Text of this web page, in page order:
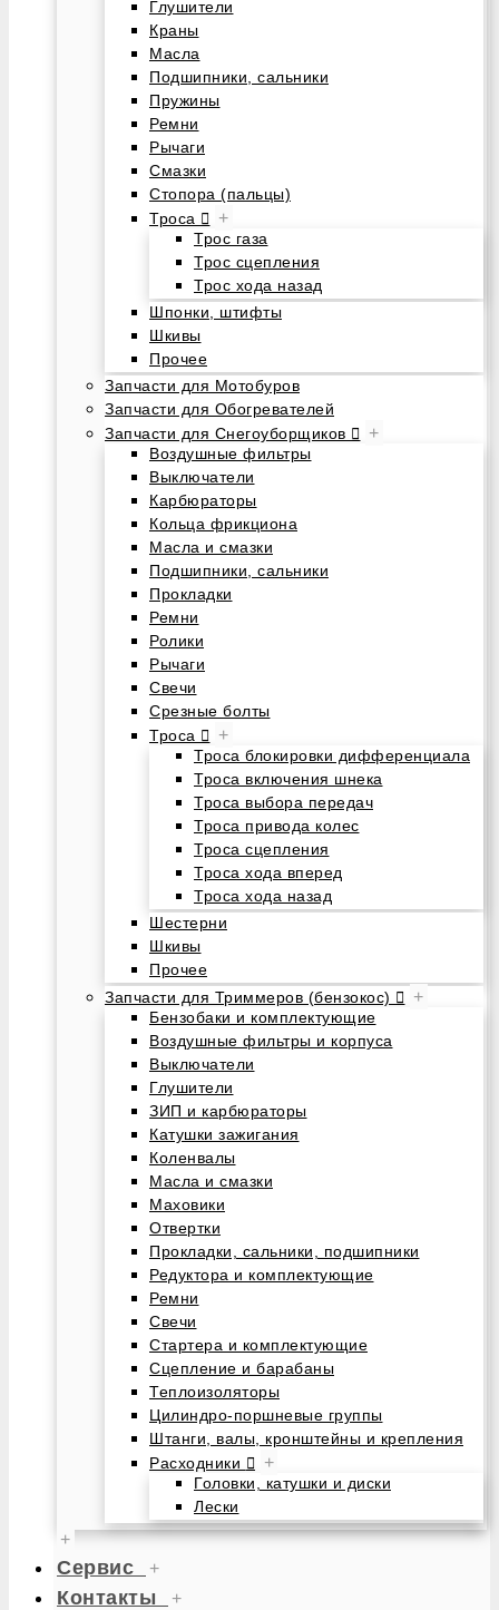
Глушители
Краны
Масла
Подшипники, сальники
Пружины
Ремни
Рычаги
Смазки
Стопора (пальцы)
Троса
+
Трос газа
Трос сцепления
Трос хода назад
Шпонки, штифты
Шкивы
Прочее
Запчасти для Мотобуров
Запчасти для Обогревателей
Запчасти для Снегоуборщиков
+
Воздушные фильтры
Выключатели
Карбюраторы
Кольца фрикциона
Масла и смазки
Подшипники, сальники
Прокладки
Ремни
Ролики
Рычаги
Свечи
Срезные болты
Троса
+
Троса блокировки дифференциала
Троса включения шнека
Троса выбора передач
Троса привода колес
Троса сцепления
Троса хода вперед
Троса хода назад
Шестерни
Шкивы
Прочее
Запчасти для Триммеров (бензокос)
+
Бензобаки и комплектующие
Воздушные фильтры и корпуса
Выключатели
Глушители
ЗИП и карбюраторы
Катушки зажигания
Коленвалы
Масла и смазки
Маховики
Отвертки
Прокладки, сальники, подшипники
Редуктора и комплектующие
Ремни
Свечи
Стартера и комплектующие
Сцепление и барабаны
Теплоизоляторы
Цилиндро-поршневые группы
Штанги, валы, кронштейны и крепления
Расходники
+
Головки, катушки и диски
Лески
+
Сервис +
Контакты +